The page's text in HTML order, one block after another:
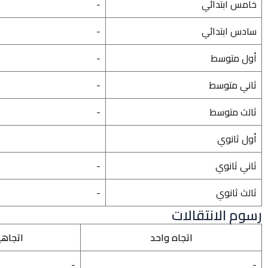
خامس ابتدائي
-
سادس ابتدائي
-
أول متوسط
-
ثاني متوسط
-
ثالث متوسط
-
أول ثانوي
ثاني ثانوي
-
ثالث ثانوي
-
رسوم الانتقالات
اتجاه واحد
-
-